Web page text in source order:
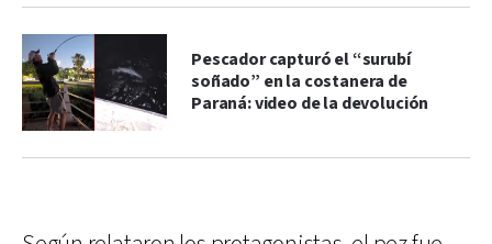
Pescador capturó el “surubí
soñado” en la costanera de
Paraná: video de la devolución